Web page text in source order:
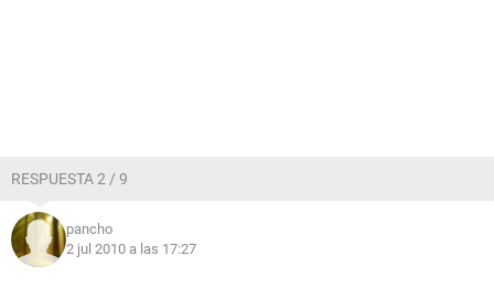
RESPUESTA 2 / 9
pancho
2 jul 2010 a las 17:27